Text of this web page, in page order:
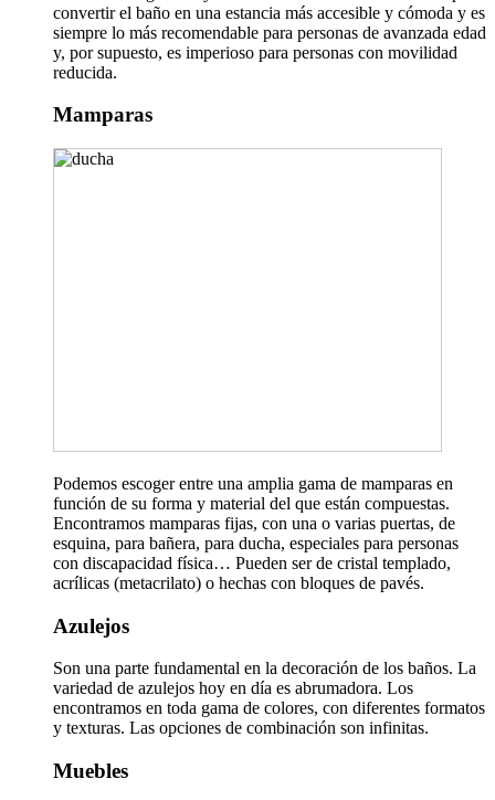
convertir el baño en una estancia más accesible y cómoda y es
siempre lo más recomendable para personas de avanzada edad
y, por supuesto, es imperioso para personas con movilidad
reducida.
Mamparas
Podemos escoger entre una amplia gama de mamparas en
función de su forma y material del que están compuestas.
Encontramos mamparas fijas, con una o varias puertas, de
esquina, para bañera, para ducha, especiales para personas
con discapacidad física… Pueden ser de cristal templado,
acrílicas (metacrilato) o hechas con bloques de pavés.
Azulejos
Son una parte fundamental en la decoración de los baños. La
variedad de azulejos hoy en día es abrumadora. Los
encontramos en toda gama de colores, con diferentes formatos
y texturas. Las opciones de combinación son infinitas.
Muebles